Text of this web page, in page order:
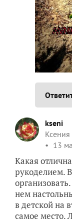
kseni
Ксения
13
Какая
рукоделием.
нем
в детской на
самое место.